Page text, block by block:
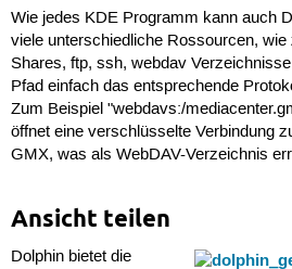
Wie jedes KDE Programm kann auch
viele unterschiedliche Rossourcen,
Shares, ftp, ssh, webdav
Pfad einfach das entsprechende
Zum Beispiel "webdavs:/
öffnet eine verschlüsselte Verbindung
GMX, was als WebDAV-Verzeichnis
Ansicht teilen
Dolphin bietet die